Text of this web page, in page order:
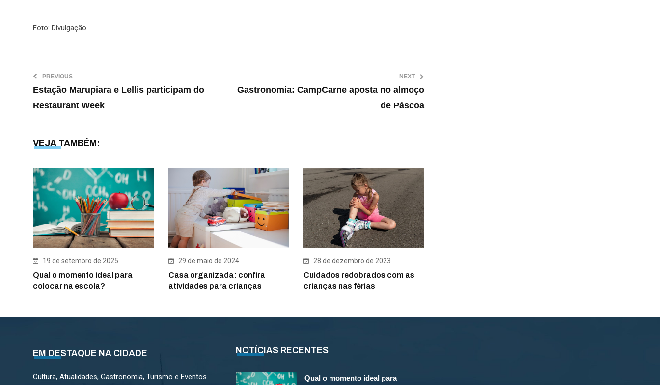
Foto: Divulgação
PREVIOUS
Estação Marupiara e Lellis participam do
Restaurant Week
NEXT
Gastronomia: CampCarne aposta no almoço
de Páscoa
VEJA TAMBÉM:
19 de setembro de 2025
Qual o momento ideal para
colocar na escola?
29 de maio de 2024
Casa organizada: confira
atividades para crianças
28 de dezembro de 2023
Cuidados redobrados com as
crianças nas férias
EM DESTAQUE NA CIDADE
Cultura, Atualidades, Gastronomia, Turismo e Eventos
NOTÍCIAS RECENTES
Qual o momento ideal para